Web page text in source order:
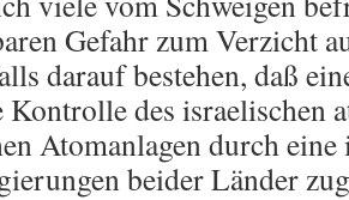
Gefahr zum Verzicht
darauf bestehen, daß
Kontrolle des israelischen
Atomanlagen durch
beider Länder